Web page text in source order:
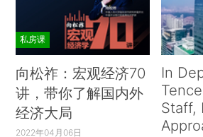
私房课
向松祚：宏观经济70
讲，带你了解国内外
经济大局
2022年04月06日
In
Staff,